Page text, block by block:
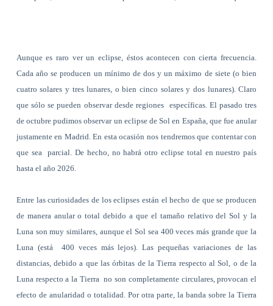
Aunque es raro ver un eclipse, éstos acontecen con cierta frecuencia.
Cada año se producen un mínimo de dos y un máximo de siete (o bien
cuatro solares y tres lunares, o bien cinco solares y dos lunares). Claro
que sólo se pueden observar desde regiones específicas. El pasado tres
de octubre pudimos observar un eclipse de Sol en España, que fue anular
justamente en Madrid. En esta ocasión nos tendremos que contentar con
que sea parcial. De hecho, no habrá otro eclipse total en nuestro país
hasta el año 2026.
Entre las curiosidades de los eclipses están el hecho de que se producen
de manera anular o total debido a que el tamaño relativo del Sol y la
Luna son muy similares, aunque el Sol sea 400 veces más grande que la
Luna (está 400 veces más lejos). Las pequeñas variaciones de las
distancias, debido a que las órbitas de la Tierra respecto al Sol, o de la
Luna respecto a la Tierra no son completamente circulares, provocan el
efecto de anularidad o totalidad. Por otra parte, la banda sobre la Tierra